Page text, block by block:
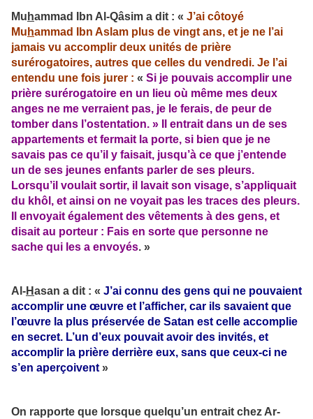
Mu hammad Ibn Al-Qâsim a dit : « J’ai côtoyé
Mu hammad Ibn Aslam plus de vingt ans, et je ne l’ai
jamais vu accomplir deux unités de prière
surérogatoires, autres que celles du vendredi. Je l’ai
entendu une fois jurer : « Si je pouvais accomplir une
prière surérogatoire en un lieu où même mes deux
anges ne me verraient pas, je le ferais, de peur de
tomber dans l’ostentation. » Il entrait dans un de ses
appartements et fermait la porte, si bien que je ne
savais pas ce qu’il y faisait, jusqu’à ce que j’entende
un de ses jeunes enfants parler de ses pleurs.
Lorsqu’il voulait sortir, il lavait son visage, s’appliquait
du khôl, et ainsi on ne voyait pas les traces des pleurs.
Il envoyait également des vêtements à des gens, et
disait au porteur : Fais en sorte que personne ne
sache qui les a envoyés. »
Al-Hasan a dit : « J’ai connu des gens qui ne pouvaient
accomplir une œuvre et l’afficher, car ils savaient que
l’œuvre la plus préservée de Satan est celle accomplie
en secret. L’un d’eux pouvait avoir des invités, et
accomplir la prière derrière eux, sans que ceux-ci ne
s’en aperçoivent »
On rapporte que lorsque quelqu’un entrait chez Ar-